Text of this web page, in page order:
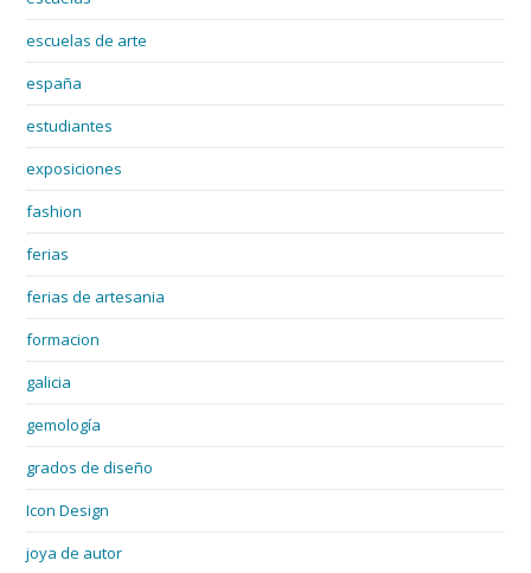
escuelas de arte
españa
estudiantes
exposiciones
fashion
ferias
ferias de artesania
formacion
galicia
gemología
grados de diseño
Icon Design
joya de autor